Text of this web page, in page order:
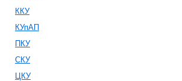
ККУ
КУпАП
ПКУ
СКУ
ЦКУ